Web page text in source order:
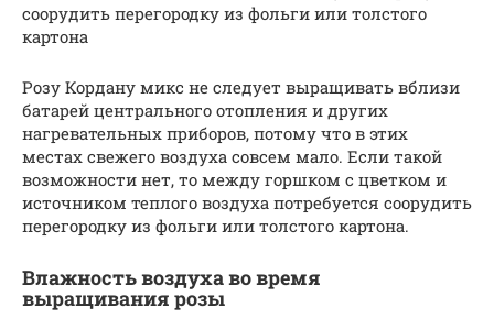
соорудить перегородку из фольги или толстого
картона
Розу Кордану микс не следует выращивать вблизи
батарей центрального отопления и других
нагревательных приборов, потому что в этих
местах свежего воздуха совсем мало. Если такой
возможности нет, то между горшком с цветком и
источником теплого воздуха потребуется соорудить
перегородку из фольги или толстого картона.
Влажность воздуха во время
выращивания розы